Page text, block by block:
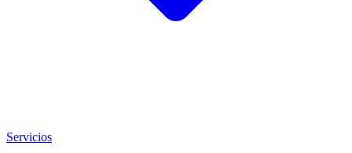
Servicios